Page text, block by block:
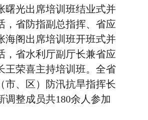
曙光出席培训班结业式并
，省防指副总指挥、省应
海阁出席培训班开班式并
，省水利厅副厅长兼省应
王荣喜主持培训班。全省
市、区）防汛抗旱指挥长
调整成员共180余人参加